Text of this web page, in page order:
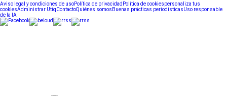
Aviso legal y condiciones de usoPolítica de privacidad Política de cookiespersonaliza tus
cookiesAdministrar UtiqContactoQuiénes somos Buenas prácticas periodísticasUso responsable
de la IA